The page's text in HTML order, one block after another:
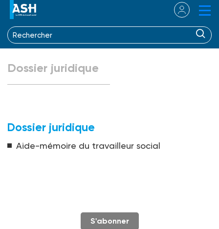
Dossier juridique
Dossier juridique
Aide-mémoire du travailleur social
S'abonner